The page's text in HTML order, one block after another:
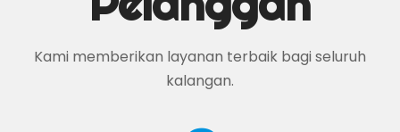
Kami memberikan layanan terbaik bagi seluruh
kalangan.